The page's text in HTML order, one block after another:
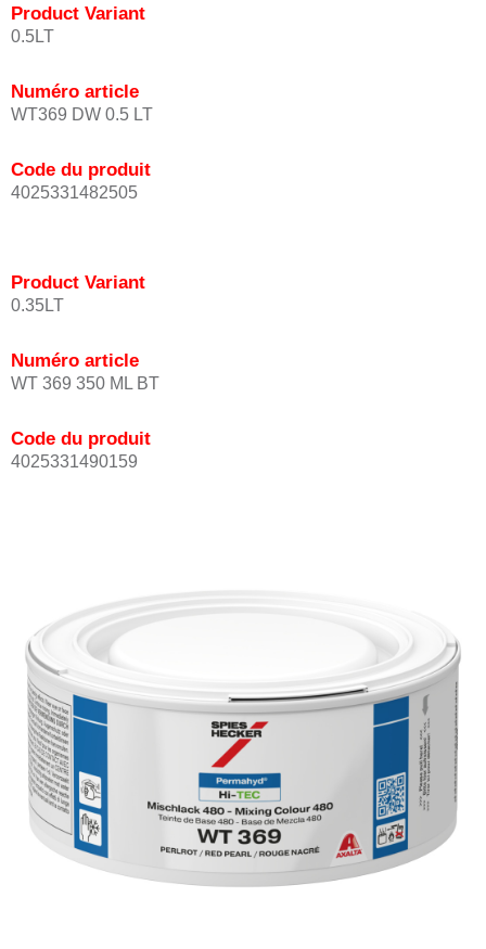
Product Variant
0.5LT
Numéro article
WT369 DW 0.5 LT
Code du produit
4025331482505
Product Variant
0.35LT
Numéro article
WT 369 350 ML BT
Code du produit
4025331490159